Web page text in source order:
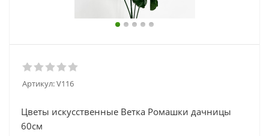
Артикул:V116
Цветы искусственные Ветка Ромашки дачницы
60см